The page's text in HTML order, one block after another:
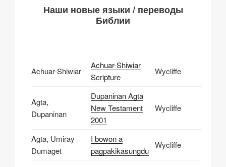
Наши новые языки / переводы
Библии
Achuar-Shiwiar
Achuar-Shiwiar
Scripture
Wycliffe
Agta,
Dupaninan
Dupaninan Agta
New Testament
2001
Wycliffe
Agta, Umiray
Dumaget
I bowon a
pagpakikasungdu
Wycliffe